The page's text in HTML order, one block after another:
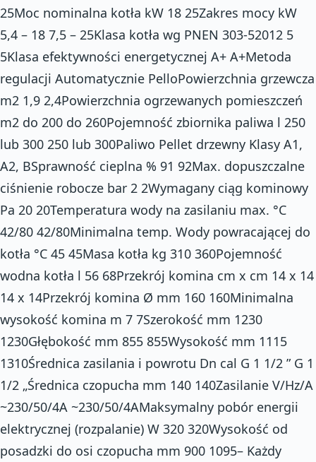
25Moc nominalna kotła kW 18 25Zakres mocy kW
5,4 – 18 7,5 – 25Klasa kotła wg PNEN 303-52012 5
5Klasa efektywności energetycznej A+ A+Metoda
regulacji Automatycznie PelloPowierzchnia grzewcza
m2 1,9 2,4Powierzchnia ogrzewanych pomieszczeń
m2 do 200 do 260Pojemność zbiornika paliwa l 250
lub 300 250 lub 300Paliwo Pellet drzewny Klasy A1,
A2, BSprawność cieplna % 91 92Max. dopuszczalne
ciśnienie robocze bar 2 2Wymagany ciąg kominowy
Pa 20 20Temperatura wody na zasilaniu max. °C
42/80 42/80Minimalna temp. Wody powracającej do
kotła °C 45 45Masa kotła kg 310 360Pojemność
wodna kotła l 56 68Przekrój komina cm x cm 14 x 14
14 x 14Przekrój komina Ø mm 160 160Minimalna
wysokość komina m 7 7Szerokość mm 1230
1230Głębokość mm 855 855Wysokość mm 1115
1310Średnica zasilania i powrotu Dn cal G 1 1/2 ” G 1
1/2 „Średnica czopucha mm 140 140Zasilanie V/Hz/A
~230/50/4A ~230/50/4AMaksymalny pobór energii
elektrycznej (rozpalanie) W 320 320Wysokość od
posadzki do osi czopucha mm 900 1095– Każdy